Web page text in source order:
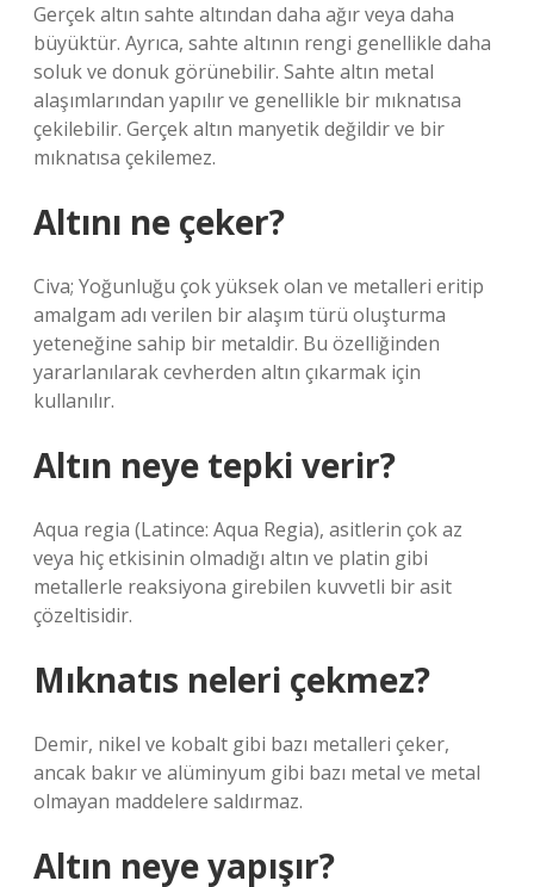
Gerçek altın sahte altından daha ağır veya daha
büyüktür. Ayrıca, sahte altının rengi genellikle daha
soluk ve donuk görünebilir. Sahte altın metal
alaşımlarından yapılır ve genellikle bir mıknatısa
çekilebilir. Gerçek altın manyetik değildir ve bir
mıknatısa çekilemez.
Altını ne çeker?
Civa; Yoğunluğu çok yüksek olan ve metalleri eritip
amalgam adı verilen bir alaşım türü oluşturma
yeteneğine sahip bir metaldir. Bu özelliğinden
yararlanılarak cevherden altın çıkarmak için
kullanılır.
Altın neye tepki verir?
Aqua regia (Latince: Aqua Regia), asitlerin çok az
veya hiç etkisinin olmadığı altın ve platin gibi
metallerle reaksiyona girebilen kuvvetli bir asit
çözeltisidir.
Mıknatıs neleri çekmez?
Demir, nikel ve kobalt gibi bazı metalleri çeker,
ancak bakır ve alüminyum gibi bazı metal ve metal
olmayan maddelere saldırmaz.
Altın neye yapışır?